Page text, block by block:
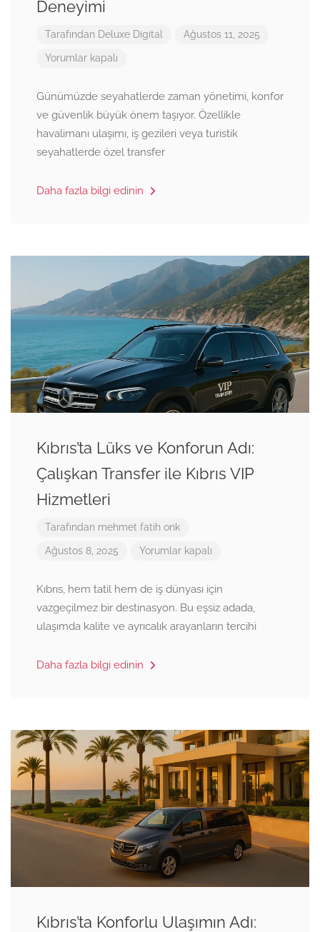
Deneyimi
Tarafından Deluxe Digital Ağustos 11, 2025
Yorumlar kapalı
Günümüzde seyahatlerde zaman yönetimi, konfor
ve güvenlik büyük önem taşıyor. Özellikle
havalimanı ulaşımı, iş gezileri veya turistik
seyahatlerde özel transfer
Daha fazla bilgi edinin
Kıbrıs’ta Lüks ve Konforun Adı:
Çalışkan Transfer ile Kıbrıs VIP
Hizmetleri
Tarafından mehmet fatih onk
Ağustos 8, 2025 Yorumlar kapalı
Kıbrıs, hem tatil hem de iş dünyası için
vazgeçilmez bir destinasyon. Bu eşsiz adada,
ulaşımda kalite ve ayrıcalık arayanların tercihi
Daha fazla bilgi edinin
Kıbrıs’ta Konforlu Ulaşımın Adı: